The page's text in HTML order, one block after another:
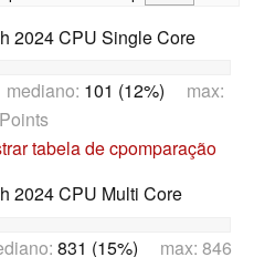
2024 CPU Single Core
101 (12%) max:
tabela de cpomparação
2024 CPU Multi Core
831 (15%) max: 846